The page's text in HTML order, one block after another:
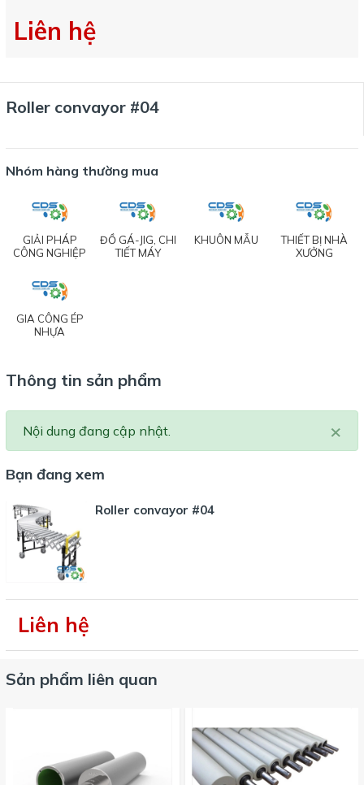
Liên hệ
Roller convayor #04
Nhóm hàng thường mua
GIẢI PHÁP
CÔNG NGHIỆP
ĐỒ GÁ-JIG, CHI
TIẾT MÁY
KHUÔN MẪU
THIẾT BỊ NHÀ
XƯỞNG
GIA CÔNG ÉP
NHỰA
Thông tin sản phẩm
×
Nội dung đang cập nhật.
Bạn đang xem
Roller convayor #04
Liên hệ
Sản phẩm liên quan